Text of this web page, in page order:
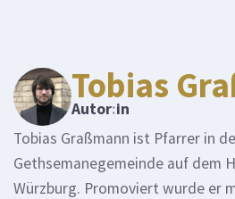
Tobias
Autor:in
Tobias Graßmann ist Pfarrer in
Gethsemanegemeinde auf dem
Würzburg. Promoviert wurde er